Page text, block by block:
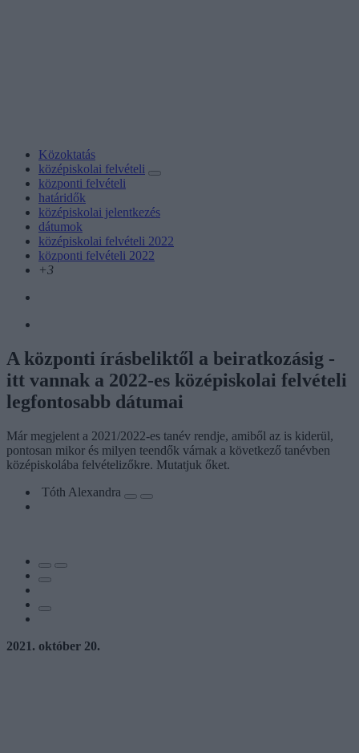
Közoktatás
középiskolai felvételi
központi felvételi
határidők
középiskolai jelentkezés
dátumok
középiskolai felvételi 2022
központi felvételi 2022
+3
A központi írásbeliktől a beiratkozásig -
itt vannak a 2022-es középiskolai felvételi
legfontosabb dátumai
Már megjelent a 2021/2022-es tanév rendje, amiből az is kiderül,
pontosan mikor és milyen teendők várnak a következő tanévben
középiskolába felvételizőkre. Mutatjuk őket.
Tóth Alexandra
2021. október 20.